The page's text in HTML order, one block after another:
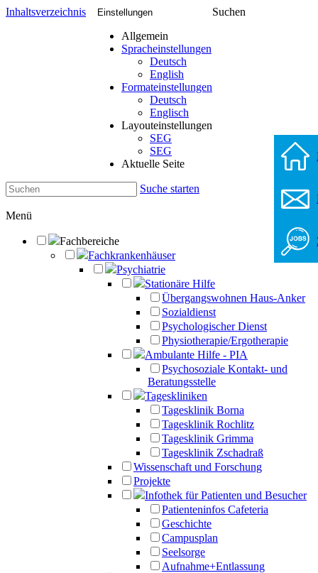
Inhaltsverzeichnis Einstellungen
Allgemein
Spracheinstellungen
Deutsch
English
Formateinstellungen
Deutsch
Englisch
Layouteinstellungen
SEG
SEG
Aktuelle Seite
Suchen
Suche starten
Menü
Fachbereiche
Fachkrankenhäuser
Psychiatrie
Stationäre Hilfe
Übergangswohnen Haus-Anker
Sozialdienst
Psychologischer Dienst
Physiotherapie/Ergotherapie
Ambulante Hilfe - PIA
Psychosoziale Kontakt- und
Beratungsstelle
Tageskliniken
Tagesklinik Borna
Tagesklinik Rochlitz
Tagesklinik Grimma
Tagesklinik Zschadraß
Wissenschaft und Forschung
Projekte
Infothek für Patienten und Besucher
Patienteninfos Cafeteria
Geschichte
Campusplan
Seelsorge
Aufnahme+Entlassung